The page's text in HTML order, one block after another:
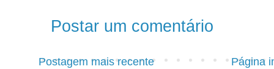
Postar um comentário
Postagem mais recente Página